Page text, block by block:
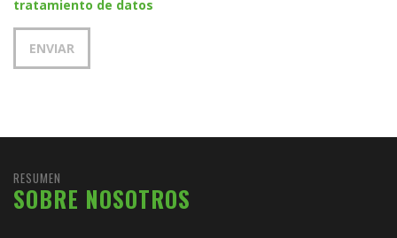
tratamiento de datos
RESUMEN
SOBRE NOSOTROS